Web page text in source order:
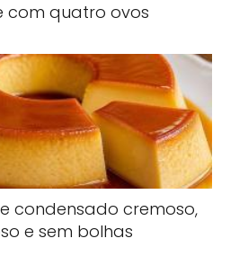
com quatro ovos
condensado cremoso,
e sem bolhas